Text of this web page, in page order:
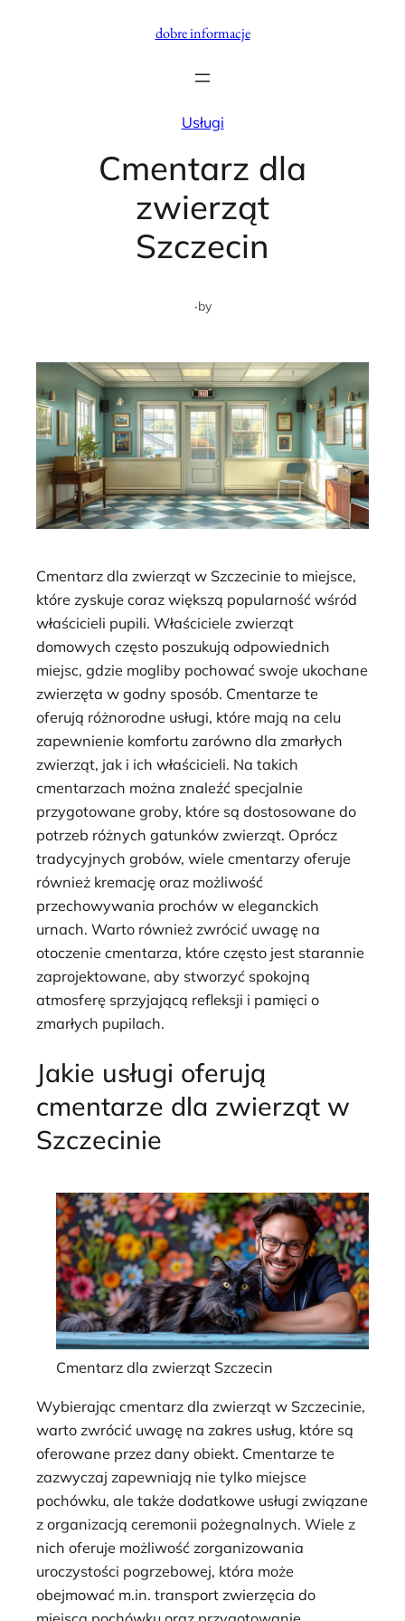
dobre informacje
Usługi
Cmentarz dla
zwierząt
Szczecin
·by
Cmentarz dla zwierząt w Szczecinie to miejsce,
które zyskuje coraz większą popularność wśród
właścicieli pupili. Właściciele zwierząt
domowych często poszukują odpowiednich
miejsc, gdzie mogliby pochować swoje ukochane
zwierzęta w godny sposób. Cmentarze te
oferują różnorodne usługi, które mają na celu
zapewnienie komfortu zarówno dla zmarłych
zwierząt, jak i ich właścicieli. Na takich
cmentarzach można znaleźć specjalnie
przygotowane groby, które są dostosowane do
potrzeb różnych gatunków zwierząt. Oprócz
tradycyjnych grobów, wiele cmentarzy oferuje
również kremację oraz możliwość
przechowywania prochów w eleganckich
urnach. Warto również zwrócić uwagę na
otoczenie cmentarza, które często jest starannie
zaprojektowane, aby stworzyć spokojną
atmosferę sprzyjającą refleksji i pamięci o
zmarłych pupilach.
Jakie usługi oferują
cmentarze dla zwierząt w
Szczecinie
Cmentarz dla zwierząt Szczecin
Wybierając cmentarz dla zwierząt w Szczecinie,
warto zwrócić uwagę na zakres usług, które są
oferowane przez dany obiekt. Cmentarze te
zazwyczaj zapewniają nie tylko miejsce
pochówku, ale także dodatkowe usługi związane
z organizacją ceremonii pożegnalnych. Wiele z
nich oferuje możliwość zorganizowania
uroczystości pogrzebowej, która może
obejmować m.in. transport zwierzęcia do